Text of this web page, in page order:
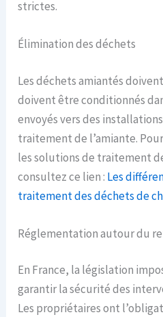
strictes.
Élimination des déchets
Les déchets amiantés
doivent être conditionnés
envoyés vers des
traitement de l’amiante.
les solutions de traitement
consultez ce lien : Les
traitement des déchets de
Réglementation autour du
En France, la législation
garantir la sécurité des
Les propriétaires ont